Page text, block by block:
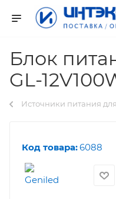
Блок
GL-
Источники питания
Код товара:6088